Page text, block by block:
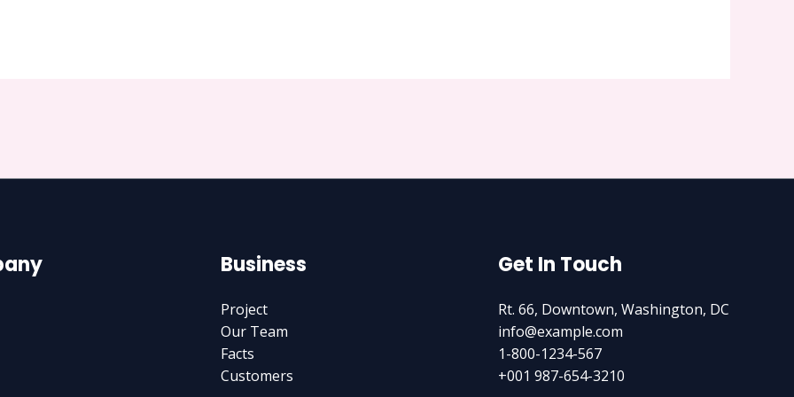
Business
Project
Our Team
Facts
Customers
Get In Touch
Rt. 66, Downtown, Washington, DC
info@example.com​
1-800-1234-567
+001 987-654-3210